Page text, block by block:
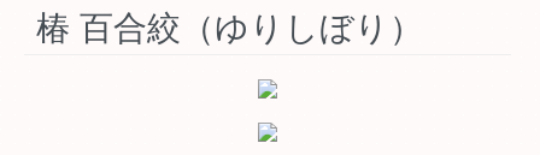
椿 百合絞（ゆりしぼり）